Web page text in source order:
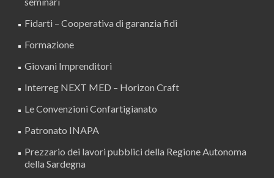
Fidarti – Cooperativa di garanzia fidi
Formazione
Giovani Imprenditori
Interreg NEXT MED – Horizon Craft
Le Convenzioni Confartigianato
Patronato INAPA
Prezzario dei lavori pubblici della Regione Autonoma
della Sardegna